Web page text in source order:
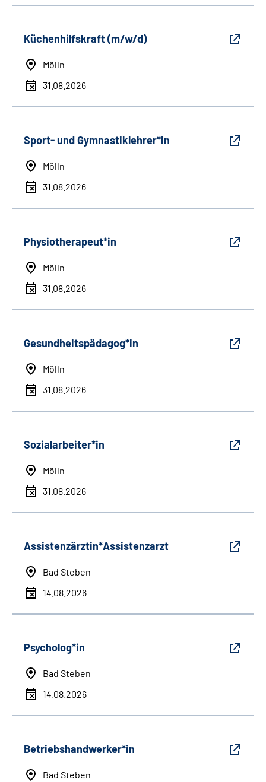
Küchenhilfskraft (m/w/d)
Mölln
31.08.2026
Sport- und Gymnastiklehrer*in
Mölln
31.08.2026
Physiotherapeut*in
Mölln
31.08.2026
Gesundheitspädagog*in
Mölln
31.08.2026
Sozialarbeiter*in
Mölln
31.08.2026
Assistenzärztin*Assistenzarzt
Bad Steben
14.08.2026
Psycholog*in
Bad Steben
14.08.2026
Betriebshandwerker*in
Bad Steben